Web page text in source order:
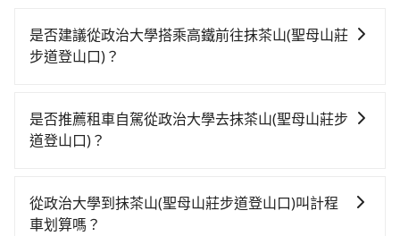
是否建議從政治大學搭乘高鐵前往抹茶山(聖母山莊
步道登山口)？
口)，高鐵較貴、費時！從最早06:26一直到22:16，台北-
嘉義一天最多有59班次高鐵可搭乘。假設從政治大學 (台
站、現場購票並於月台排隊的時間約25分鐘，再乘坐
73~103分鐘（平均91分）的高鐵從台北站前往嘉義高鐵
是否推薦租車自駕從政治大學去抹茶山(聖母山莊步
道登山口)？
在車上休息，那在政治大學所在的台北市文山區有約10
間租車車行，比方說多扶事業、伊立汽車租賃、朝隆國
從政治大學到抹茶山(聖母山莊步道登山口)叫計程
車划算嗎？